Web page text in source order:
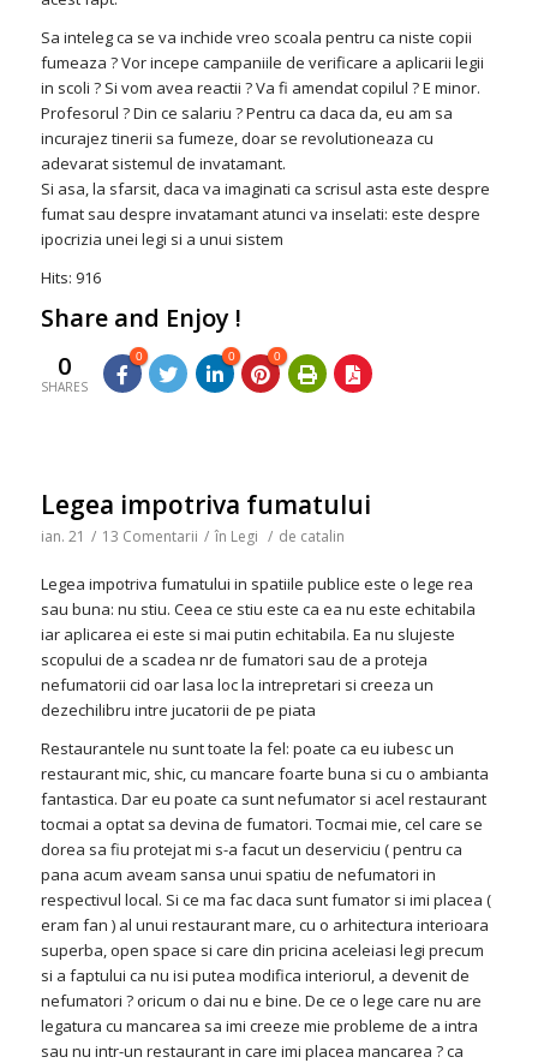
Sa inteleg ca se va inchide vreo scoala pentru ca niste copii
fumeaza ? Vor incepe campaniile de verificare a aplicarii legii
in scoli ? Si vom avea reactii ? Va fi amendat copilul ? E minor.
Profesorul ? Din ce salariu ? Pentru ca daca da, eu am sa
incurajez tinerii sa fumeze, doar se revolutioneaza cu
adevarat sistemul de invatamant.
Si asa, la sfarsit, daca va imaginati ca scrisul asta este despre
fumat sau despre invatamant atunci va inselati: este despre
ipocrizia unei legi si a unui sistem
Hits: 916
Share and Enjoy !
0
SHARES
0 0 0
Legea impotriva fumatului
ian. 21 / 13 Comentarii / în Legi / de catalin
Legea impotriva fumatului in spatiile publice este o lege rea
sau buna: nu stiu. Ceea ce stiu este ca ea nu este echitabila
iar aplicarea ei este si mai putin echitabila. Ea nu slujeste
scopului de a scadea nr de fumatori sau de a proteja
nefumatorii cid oar lasa loc la intrepretari si creeza un
dezechilibru intre jucatorii de pe piata
Restaurantele nu sunt toate la fel: poate ca eu iubesc un
restaurant mic, shic, cu mancare foarte buna si cu o ambianta
fantastica. Dar eu poate ca sunt nefumator si acel restaurant
tocmai a optat sa devina de fumatori. Tocmai mie, cel care se
dorea sa fiu protejat mi s-a facut un deserviciu ( pentru ca
pana acum aveam sansa unui spatiu de nefumatori in
respectivul local. Si ce ma fac daca sunt fumator si imi placea (
eram fan ) al unui restaurant mare, cu o arhitectura interioara
superba, open space si care din pricina aceleiasi legi precum
si a faptului ca nu isi putea modifica interiorul, a devenit de
nefumatori ? oricum o dai nu e bine. De ce o lege care nu are
legatura cu mancarea sa imi creeze mie probleme de a intra
sau nu intr-un restaurant in care imi placea mancarea ? ca